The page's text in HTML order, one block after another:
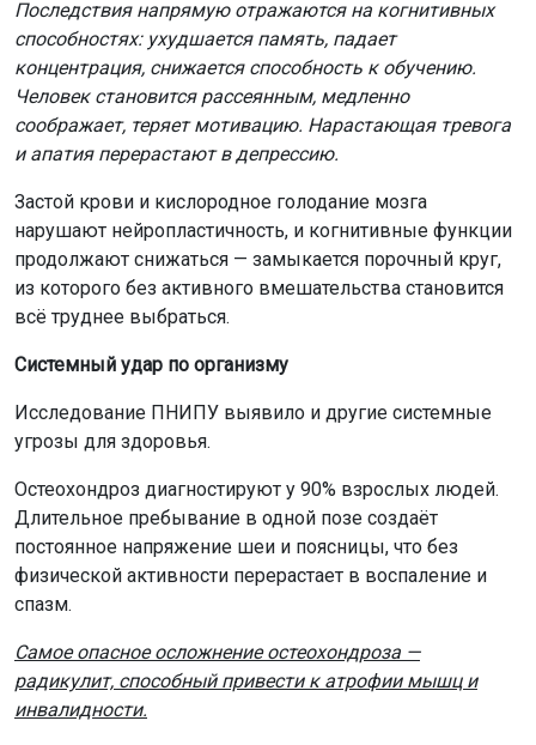
Последствия напрямую отражаются на когнитивных
способностях: ухудшается память, падает
концентрация, снижается способность к обучению.
Человек становится рассеянным, медленно
соображает, теряет мотивацию. Нарастающая тревога
и апатия перерастают в депрессию.
Застой крови и кислородное голодание мозга
нарушают нейропластичность, и когнитивные функции
продолжают снижаться — замыкается порочный круг,
из которого без активного вмешательства становится
всё труднее выбраться.
Системный удар по организму
Исследование ПНИПУ выявило и другие системные
угрозы для здоровья.
Остеохондроз диагностируют у 90% взрослых людей.
Длительное пребывание в одной позе создаёт
постоянное напряжение шеи и поясницы, что без
физической активности перерастает в воспаление и
спазм.
Самое опасное осложнение остеохондроза —
радикулит, способный привести к атрофии мышц и
инвалидности.